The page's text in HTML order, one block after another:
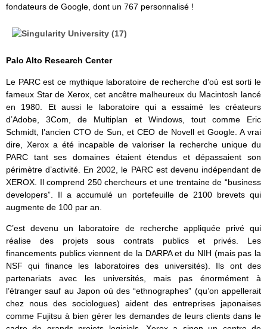
fondateurs de Google, dont un 767 personnalisé !
Palo Alto Research Center
Le PARC est ce mythique laboratoire de recherche d’où est sorti le
fameux Star de Xerox, cet ancêtre malheureux du Macintosh lancé
en 1980. Et aussi le laboratoire qui a essaimé les créateurs
d’Adobe, 3Com, de Multiplan et Windows, tout comme Eric
Schmidt, l’ancien CTO de Sun, et CEO de Novell et Google. A vrai
dire, Xerox a été incapable de valoriser la recherche unique du
PARC tant ses domaines étaient étendus et dépassaient son
périmètre d’activité. En 2002, le PARC est devenu indépendant de
XEROX. Il comprend 250 chercheurs et une trentaine de “business
developers”. Il a accumulé un portefeuille de 2100 brevets qui
augmente de 100 par an.
C’est devenu un laboratoire de recherche appliquée privé qui
réalise des projets sous contrats publics et privés. Les
financements publics viennent de la DARPA et du NIH (mais pas la
NSF qui finance les laboratoires des universités). Ils ont des
partenariats avec les universités, mais pas énormément à
l’étranger sauf au Japon où des “ethnographes” (qu’on appellerait
chez nous des sociologues) aident des entreprises japonaises
comme Fujitsu à bien gérer les demandes de leurs clients dans le